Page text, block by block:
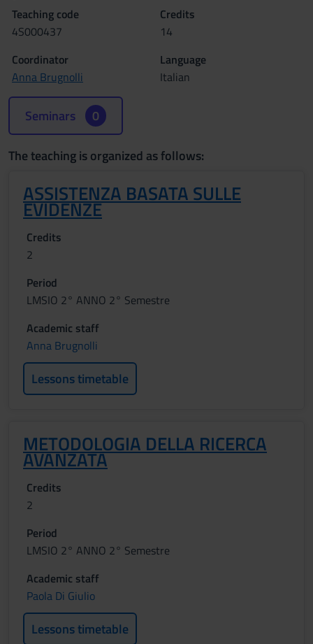
Teaching code
4S000437
Credits
14
Coordinator
Anna Brugnolli
Language
Italian
Seminars 0
The teaching is organized as follows:
ASSISTENZA BASATA SULLE
EVIDENZE
Credits
2
Period
LMSIO 2° ANNO 2° Semestre
Academic staff
Anna Brugnolli
Lessons timetable
METODOLOGIA DELLA RICERCA
AVANZATA
Credits
2
Period
LMSIO 2° ANNO 2° Semestre
Academic staff
Paola Di Giulio
Lessons timetable